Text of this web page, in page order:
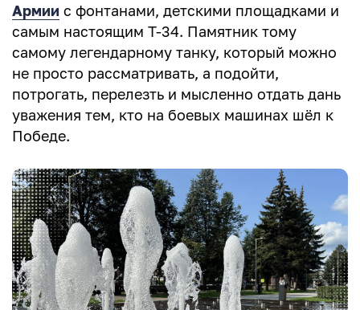
Армии с фонтанами, детскими площадками и
самым настоящим Т-34. Памятник тому
самому легендарному танку, который можно
не просто рассматривать, а подойти,
потрогать, перелезть и мысленно отдать дань
уважения тем, кто на боевых машинах шёл к
Победе.